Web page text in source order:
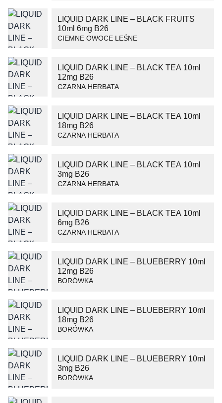
LIQUID DARK LINE – BLACK FRUITS
10ml 6mg B26
CIEMNE OWOCE LEŚNE
LIQUID DARK LINE – BLACK TEA 10ml
12mg B26
CZARNA HERBATA
LIQUID DARK LINE – BLACK TEA 10ml
18mg B26
CZARNA HERBATA
LIQUID DARK LINE – BLACK TEA 10ml
3mg B26
CZARNA HERBATA
LIQUID DARK LINE – BLACK TEA 10ml
6mg B26
CZARNA HERBATA
LIQUID DARK LINE – BLUEBERRY 10ml
12mg B26
BORÓWKA
LIQUID DARK LINE – BLUEBERRY 10ml
18mg B26
BORÓWKA
LIQUID DARK LINE – BLUEBERRY 10ml
3mg B26
BORÓWKA